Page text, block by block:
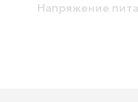
Напряжение